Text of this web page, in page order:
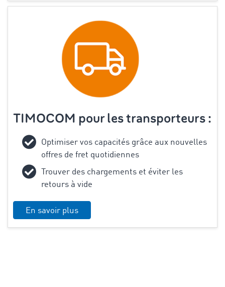
TIMOCOM pour les transporteurs :
Optimiser vos capacités grâce aux nouvelles
offres de fret quotidiennes
Trouver des chargements et éviter les
retours à vide
En savoir plus